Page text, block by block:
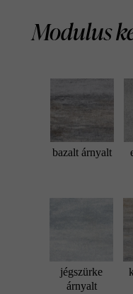
Modulus
bazalt árnyalt
jégszürke
árnyalt